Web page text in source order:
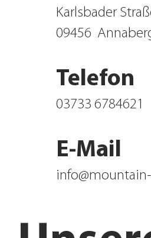
03733 6784621
Telefon
E-Mail
09456
Karlsbader